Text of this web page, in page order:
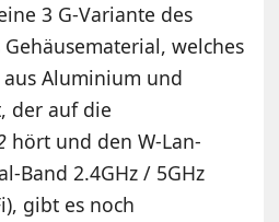
3 G-Variante des
welches
Aluminium und
der auf die
hört und den W-Lan-
Band 2.4GHz / 5GHz
gibt es noch